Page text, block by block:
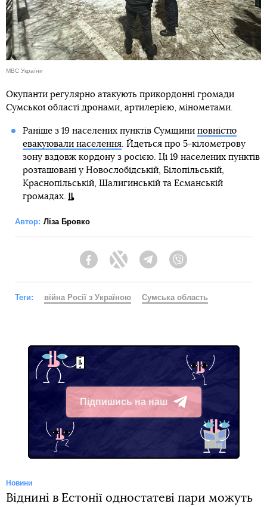
МВС України
Окупанти регулярно атакують прикордонні громади
Сумської області дронами, артилерією, мінометами.
Раніше з 19 населених пунктів Сумщини повністю
евакуювали населення. Йдеться про 5-кілометрову
зону вздовж кордону з росією. Ці 19 населених пунктів
розташовані у Новослобідській, Білопільській,
Краснопільській, Шалигинській та Есманській
громадах.
Автор: Ліза Бровко
FacebookTwitter Telegram
Теги: війна Росії з Україною Сумська область
Підпишись на наш
Telegram
Новини
Віднині в Естонії одностатеві пари можуть